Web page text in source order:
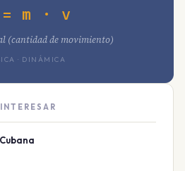
m · v
(cantidad de movimiento)
· DINÁMICA